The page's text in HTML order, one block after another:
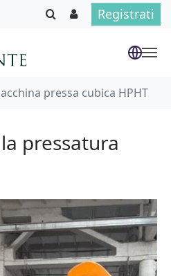
Registrati
pressa cubica HPHT
pressatura